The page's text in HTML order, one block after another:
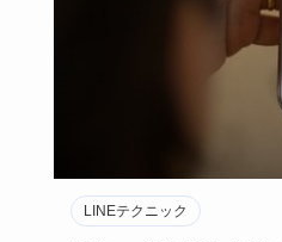
LINEテクニック